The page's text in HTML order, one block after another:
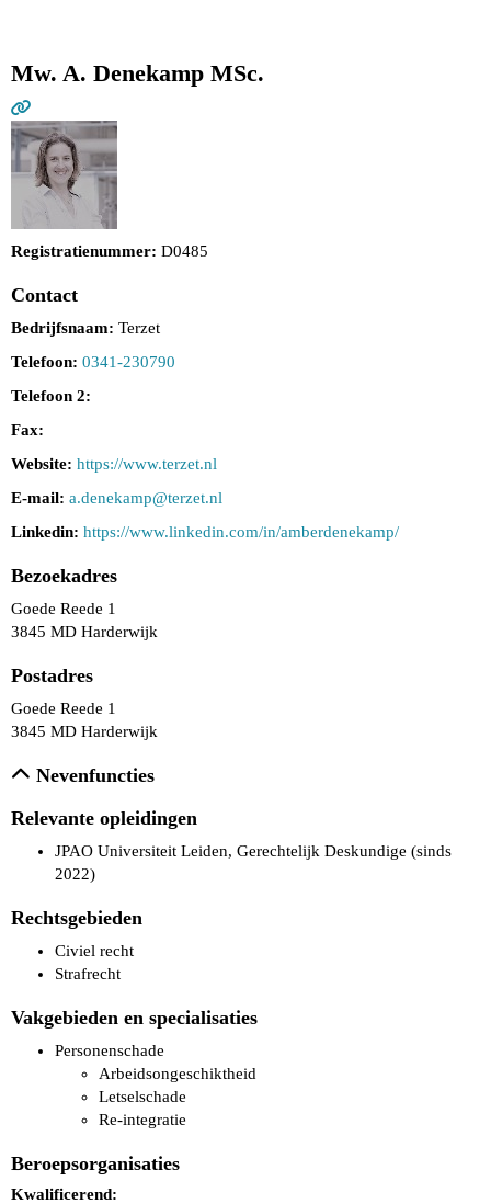
Mw. A. Denekamp MSc.
Registratienummer: D0485
Contact
Bedrijfsnaam: Terzet
Telefoon: 0341-230790
Telefoon 2:
Fax:
Website: https://www.terzet.nl
E-mail: pmakened.a@terzet.nl
Linkedin: https://www.linkedin.com/in/amberdenekamp/
Bezoekadres
Goede Reede 1
3845 MD Harderwijk
Postadres
Goede Reede 1
3845 MD Harderwijk
Nevenfuncties
Relevante opleidingen
JPAO Universiteit Leiden, Gerechtelijk Deskundige (sinds
2022)
Rechtsgebieden
Civiel recht
Strafrecht
Vakgebieden en specialisaties
Personenschade
Arbeidsongeschiktheid
Letselschade
Re-integratie
Beroepsorganisaties
Kwalificerend: